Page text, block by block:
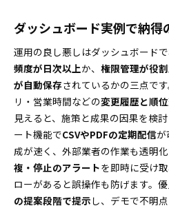
ダッシュボード実例で納得
運用の良し悪しはダッシュボード
頻度が日次以上か、 権限管理が役
が自動保存されているかの三点で
リ・営業時間などの変更履歴と順
見えると、施策と成果の因果を検
ート機能でCSVやPDFの定期配信
成が速く、外部業者の作業も透明
複・停止のアラートを即時に受け
ローがあると誤操作も防げます。
の提案段階で提示 し、デモで不明